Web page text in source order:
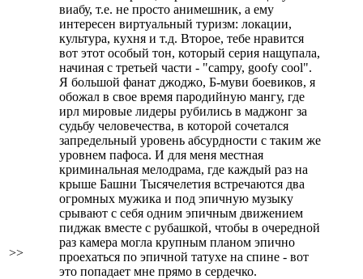
>>
виабу, т.е. не просто анимешник, а ему
интересен виртуальный туризм: локации,
культура, кухня и т.д. Второе, тебе нравится
вот этот особый тон, который серия нащупала,
начиная с третьей части - "campy, goofy cool".
Я большой фанат джоджо, Б-муви боевиков, я
обожал в свое время пародийную мангу, где
ирл мировые лидеры рубились в маджонг за
судьбу человечества, в которой сочетался
запредельный уровень абсурдности с таким же
уровнем пафоса. И для меня местная
криминальная мелодрама, где каждый раз на
крыше Башни Тысячелетия встречаются два
огромных мужика и под эпичную музыку
срывают с себя одним эпичным движением
пиджак вместе с рубашкой, чтобы в очередной
раз камера могла крупным планом эпично
проехаться по эпичной татухе на спине - вот
это попадает мне прямо в сердечко.